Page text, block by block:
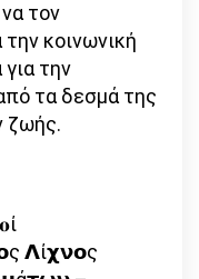
τον
κοινωνική
την
τα δεσμά της
ζωής.
𝝠ί𝞆𝝼𝝾ς